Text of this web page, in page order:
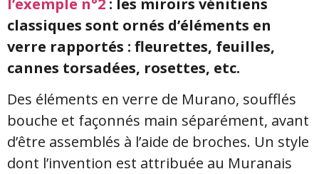
classiques sont ornés d’éléments en
verre rapportés : fleurettes, feuilles,
cannes torsadées, rosettes, etc.
Des éléments en verre de Murano, soufflés
bouche et façonnés main séparément, avant
d’être assemblés à l’aide de broches. Un style
dont l’invention est attribuée au Muranais